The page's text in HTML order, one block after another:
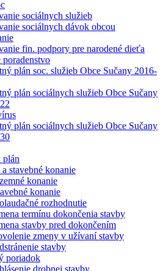
sociálnych služieb
sociálnych dávok obcou
fin. podpory pre narodené dieťa
poradenstvo
plán soc. služieb Obce Sučany 2016-
plán sociálnych služieb Obce Sučany
plán sociálnych služieb Obce Sučany
plán
stavebné konanie
konanie
konanie
rozhodnutie
termínu dokončenia stavby
stavby pred dokončením
zmeny v užívaní stavby
stavby
poriadok
drobnej stavby